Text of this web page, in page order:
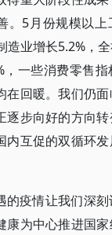
。5月份规模以上
造业增长5.2%，
，一些消费零售
在回暖。我们仍
逐步向好的方向
内互促的双循环
的疫情让我们深
康为中心推进国